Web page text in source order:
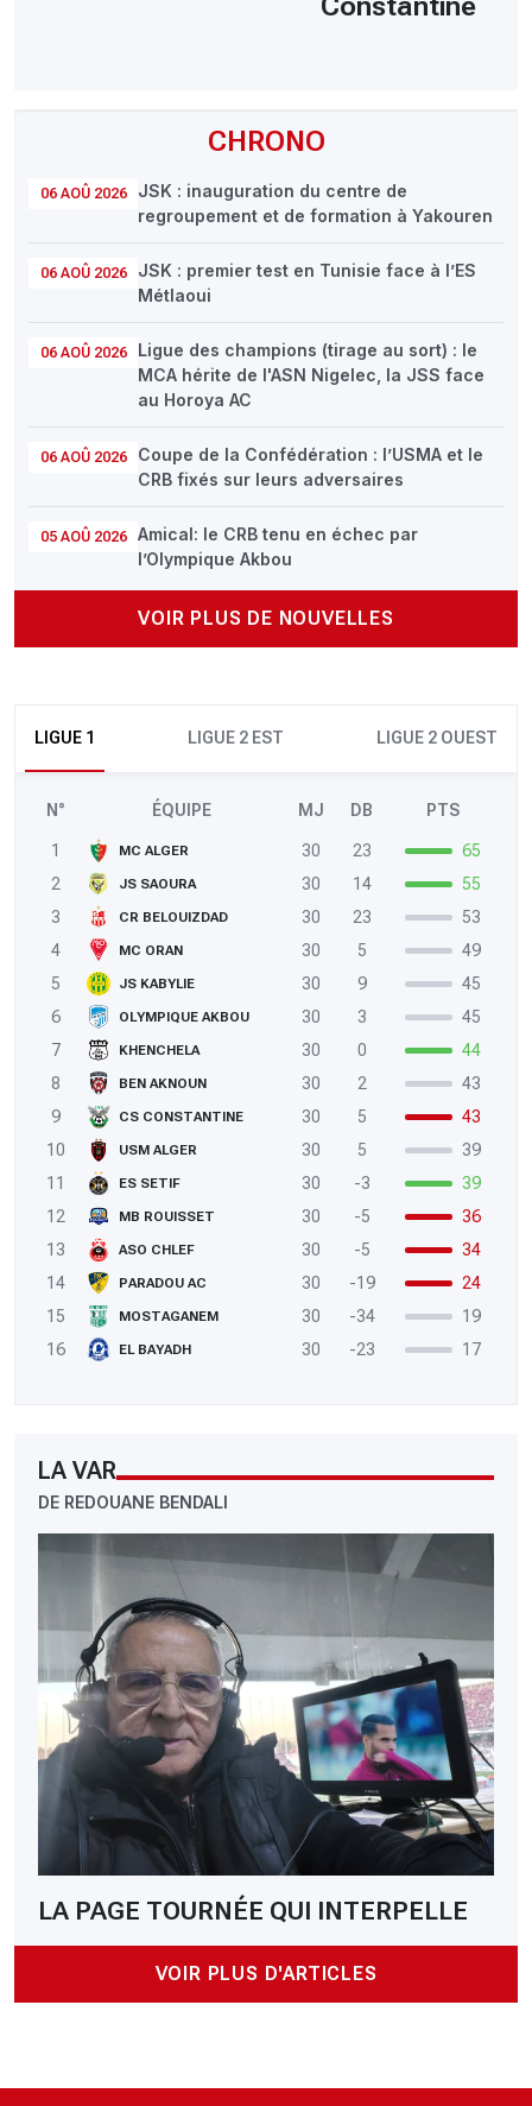
CHRONO
06 AOÛ 2026
JSK : inauguration du centre de
regroupement et de formation à Yakouren
06 AOÛ 2026
JSK : premier test en Tunisie face à l’ES
Métlaoui
06 AOÛ 2026
Ligue des champions (tirage au sort) : le
MCA hérite de l'ASN Nigelec, la JSS face
au Horoya AC
06 AOÛ 2026
Coupe de la Confédération : l’USMA et le
CRB fixés sur leurs adversaires
05 AOÛ 2026
Amical: le CRB tenu en échec par
l’Olympique Akbou
VOIR PLUS DE NOUVELLES
LIGUE 1 LIGUE 2 EST LIGUE 2 OUEST
N° ÉQUIPE MJ DB PTS
1 MC ALGER 30 23
65
2
JS SAOURA 30 14
55
3
CR BELOUIZDAD 30 23
53
4
MC ORAN 30 5
49
5
JS KABYLIE 30 9
45
6
OLYMPIQUE AKBOU 30 3
45
7
KHENCHELA 30 0
44
8
BEN AKNOUN 30 2
43
9
CS CONSTANTINE 30 5
43
10
USM ALGER 30 5
39
11
ES SETIF 30 -3
39
12
MB ROUISSET 30 -5
36
13
ASO CHLEF 30 -5
34
14
PARADOU AC 30 -19
24
15
MOSTAGANEM 30 -34
19
16
EL BAYADH 30 -23 17
LA VAR
DE REDOUANE BENDALI
LA PAGE TOURNÉE QUI INTERPELLE
VOIR PLUS D'ARTICLES